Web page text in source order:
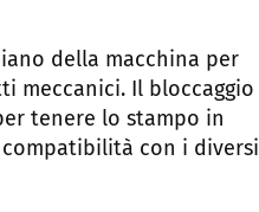
della macchina per
meccanici. Il bloccaggio
tenere lo stampo in
con i diversi